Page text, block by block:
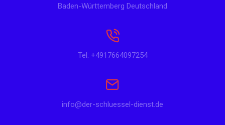
Baden-Württemberg Deutschland
Tel: +4917664097254
info@der-schluessel-dienst.de